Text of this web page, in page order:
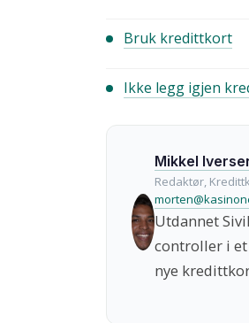
Bruk kredittkort
Ikke legg igjen
Mikkel
Redaktør,
Utdannet
controller i et
nye